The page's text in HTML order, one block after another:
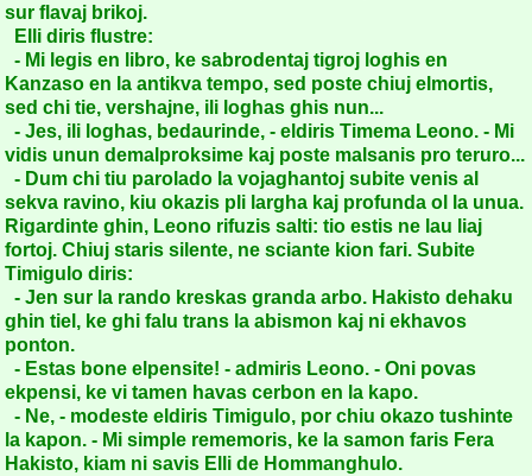
sur flavaj brikoj.
Elli diris flustre:
- Mi legis en libro, ke sabrodentaj tigroj loghis en
Kanzaso en la antikva tempo, sed poste chiuj elmortis,
sed chi tie, vershajne, ili loghas ghis nun...
- Jes, ili loghas, bedaurinde, - eldiris Timema Leono. - Mi
vidis unun demalproksime kaj poste malsanis pro teruro...
- Dum chi tiu parolado la vojaghantoj subite venis al
sekva ravino, kiu okazis pli largha kaj profunda ol la unua.
Rigardinte ghin, Leono rifuzis salti: tio estis ne lau liaj
fortoj. Chiuj staris silente, ne sciante kion fari. Subite
Timigulo diris:
- Jen sur la rando kreskas granda arbo. Hakisto dehaku
ghin tiel, ke ghi falu trans la abismon kaj ni ekhavos
ponton.
- Estas bone elpensite! - admiris Leono. - Oni povas
ekpensi, ke vi tamen havas cerbon en la kapo.
- Ne, - modeste eldiris Timigulo, por chiu okazo tushinte
la kapon. - Mi simple rememoris, ke la samon faris Fera
Hakisto, kiam ni savis Elli de Hommanghulo.